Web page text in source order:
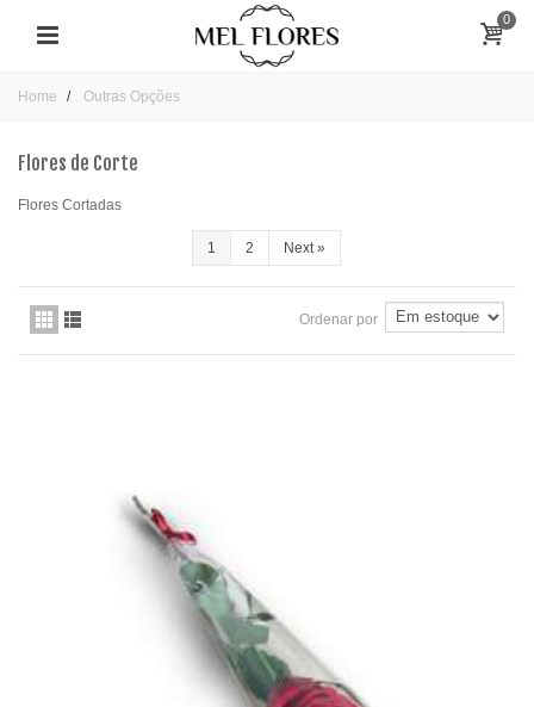
0
Home Outras Opções
Flores de Corte
Flores Cortadas
1 2 Next»
Ordenar por